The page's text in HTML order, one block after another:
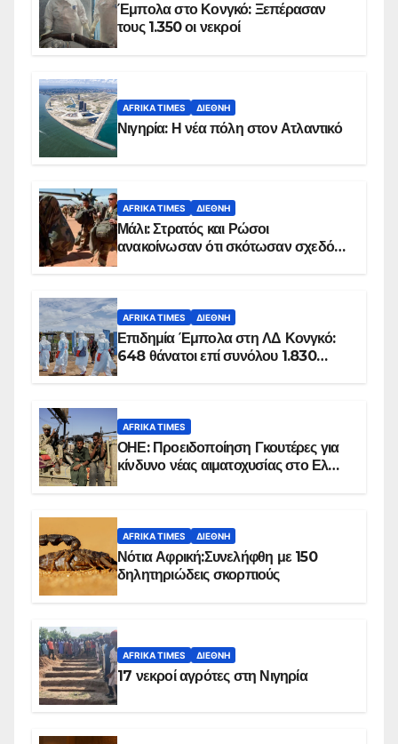
Έμπολα στο Κονγκό: Ξεπέρασαν
τους 1.350 οι νεκροί
AFRIKA TIMES ΔΙΕΘΝΉ
Νιγηρία: Η νέα πόλη στον Ατλαντικό
AFRIKA TIMES ΔΙΕΘΝΉ
Μάλι: Στρατός και Ρώσοι
ανακοίνωσαν ότι σκότωσαν σχεδόν
AFRIKA TIMES ΔΙΕΘΝΉ
Επιδημία Έμπολα στη ΛΔ Κονγκό:
648 θάνατοι επί συνόλου 1.830
AFRIKA TIMES
ΟΗΕ: Προειδοποίηση Γκουτέρες για
κίνδυνο νέας αιματοχυσίας στο Ελ
AFRIKA TIMES ΔΙΕΘΝΉ
Νότια Αφρική:Συνελήφθη με 150
δηλητηριώδεις σκορπιούς
AFRIKA TIMES ΔΙΕΘΝΉ
17 νεκροί αγρότες στη Νιγηρία